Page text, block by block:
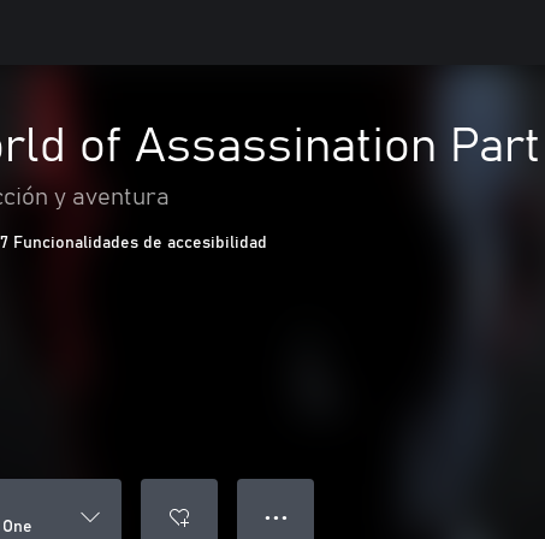
of Assassination
y aventura
7 Funcionalidades de accesibilidad
● ● ●